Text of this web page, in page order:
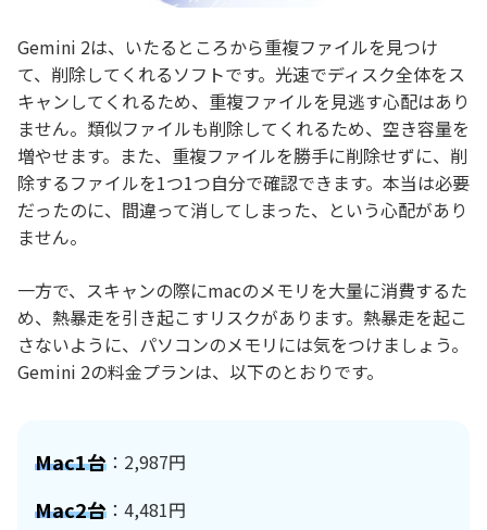
Gemini 2は、いたるところから重複ファイルを見つけ
て、削除してくれるソフトです。光速でディスク全体をス
キャンしてくれるため、重複ファイルを見逃す心配はあり
ません。類似ファイルも削除してくれるため、空き容量を
増やせます。また、重複ファイルを勝手に削除せずに、削
除するファイルを1つ1つ自分で確認できます。本当は必要
だったのに、間違って消してしまった、という心配があり
ません。
一方で、スキャンの際にmacのメモリを大量に消費するた
め、熱暴走を引き起こすリスクがあります。熱暴走を起こ
さないように、パソコンのメモリには気をつけましょう。
Gemini 2の料金プランは、以下のとおりです。
Mac1台 ：2,987円
Mac2台 ：4,481円